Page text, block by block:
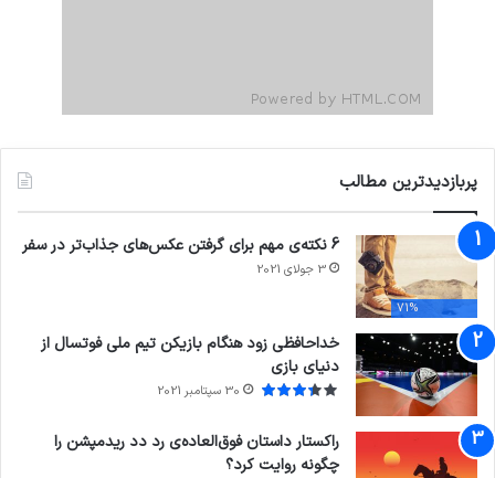
پربازدیدترین مطالب
71%
6 نکته‌ی مهم برای گرفتن عکس‌های جذاب‌تر در سفر
3 جولای 2021
خداحافظی زود هنگام بازیکن تیم ملی فوتسال از
دنیای بازی
30 سپتامبر 2021
راکستار داستان فوق‌العاده‌ی رد دد ریدمپشن را
چگونه روایت کرد؟